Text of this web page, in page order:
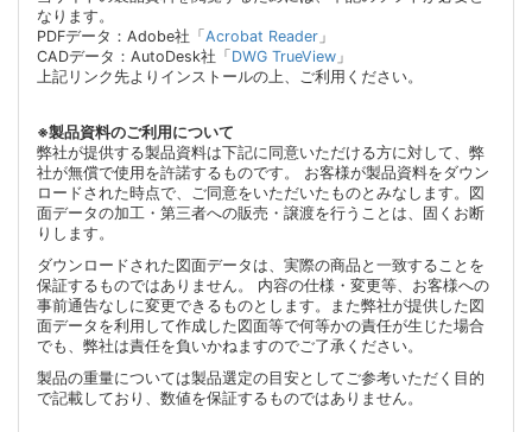
なります。
PDFデータ：Adobe社「 Acrobat Reader 」
CADデータ：AutoDesk社「 DWG TrueView 」
上記リンク先よりインストールの上、ご利用ください。
※製品資料のご利用について
弊社が提供する製品資料は下記に同意いただける方に対して、弊
社が無償で使用を許諾するものです。 お客様が製品資料をダウン
ロードされた時点で、ご同意をいただいたものとみなします。図
面データの加工・第三者への販売・譲渡を行うことは、固くお断
りします。
ダウンロードされた図面データは、実際の商品と一致することを
保証するものではありません。 内容の仕様・変更等、お客様への
事前通告なしに変更できるものとします。また弊社が提供した図
面データを利用して作成した図面等で何等かの責任が生じた場合
でも、弊社は責任を負いかねますのでご了承ください。
製品の重量については製品選定の目安としてご参考いただく目的
で記載しており、数値を保証するものではありません。